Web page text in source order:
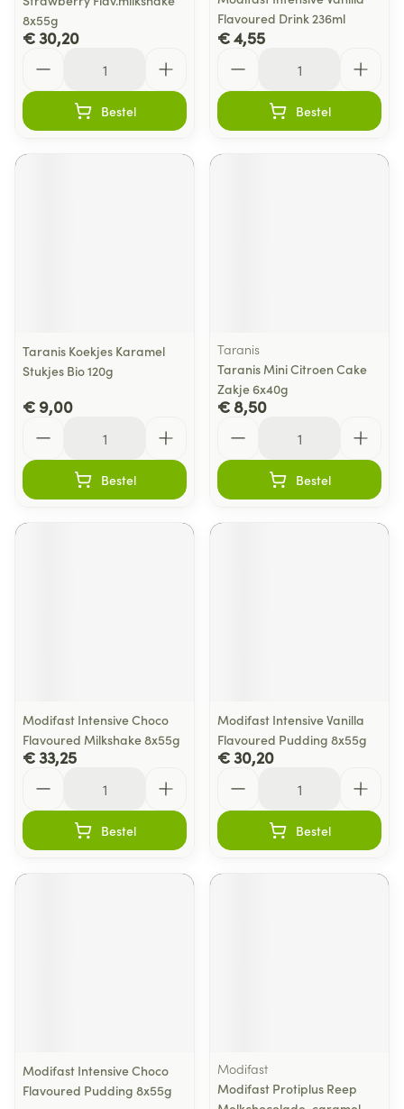
8x55g
€ 30,20
Bestel
Flavoured Drink 236ml
€ 4,55
Bestel
Taranis Koekjes Karamel
Stukjes Bio 120g
€ 9,00
Bestel
Taranis
Taranis Mini Citroen Cake
Zakje 6x40g
€ 8,50
Bestel
Modifast Intensive Choco
Flavoured Milkshake 8x55g
€ 33,25
Bestel
Modifast Intensive Vanilla
Flavoured Pudding 8x55g
€ 30,20
Bestel
Modifast Intensive Choco
Flavoured Pudding 8x55g
Modifast
Modifast Protiplus Reep